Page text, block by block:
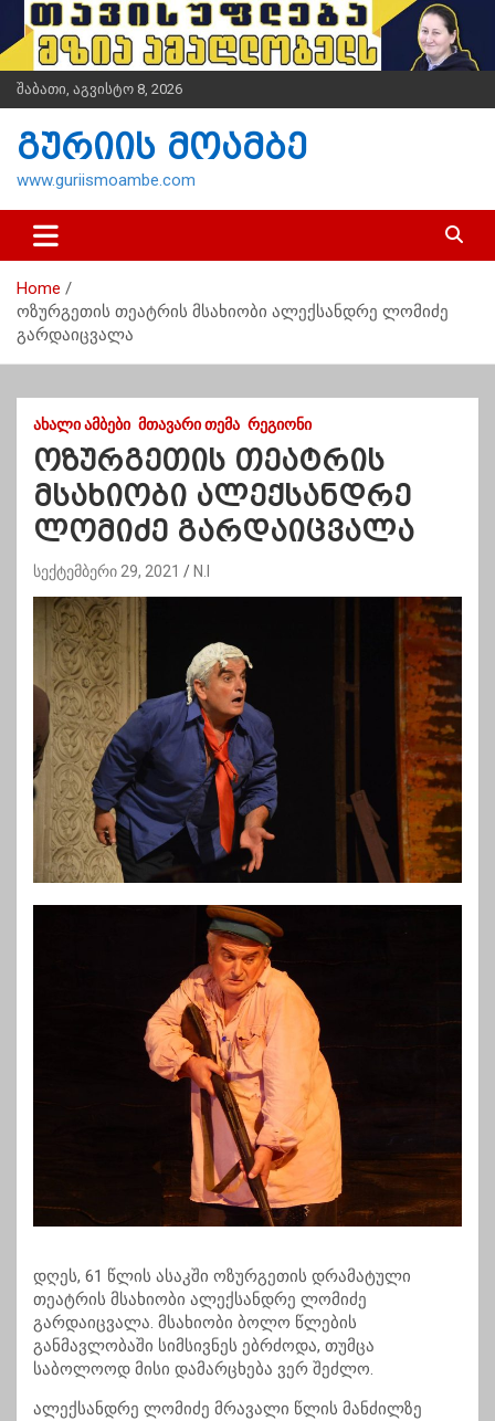
i
t
n
შაბათი, აგვისტო 8, 2026
გურიის მოამბე
www.guriismoambe.com
Home
ოზურგეთის თეატრის მსახიობი ალექსანდრე ლომიძე
გარდაიცვალა
ᲐᲮᲐᲚᲘ ᲐᲛᲑᲔᲑᲘ ᲛᲗᲐᲕᲐᲠᲘ ᲗᲔᲛᲐ ᲠᲔᲒᲘᲝᲜᲘ
ოზურგეთის თეატრის
მსახიობი ალექსანდრე
ლომიძე გარდაიცვალა
სექტემბერი 29, 2021 N.I
დღეს, 61 წლის ასაკში ოზურგეთის დრამატული
თეატრის მსახიობი ალექსანდრე ლომიძე
გარდაიცვალა. მსახიობი ბოლო წლების
განმავლობაში სიმსივნეს ებრძოდა, თუმცა
საბოლოოდ მისი დამარცხება ვერ შეძლო.
ალექსანდრე ლომიძე მრავალი წლის მანძილზე